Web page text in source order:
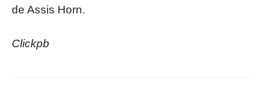
de Assis Horn.
Clickpb